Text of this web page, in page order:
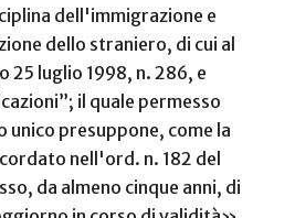
dell'immigrazione e
dello straniero, di cui al
25 luglio 1998, n. 286, e
il quale permesso
presuppone, come la
nell'ord. n. 182 del
da almeno cinque anni, di